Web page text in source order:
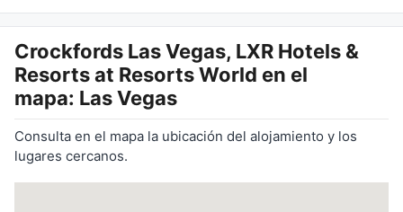
Crockfords Las Vegas, LXR Hotels &
Resorts at Resorts World en el
mapa: Las Vegas
Consulta en el mapa la ubicación del alojamiento y los
lugares cercanos.